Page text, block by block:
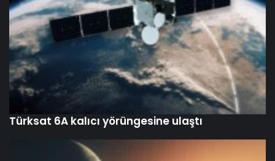
Türksat 6A kalıcı yörüngesine ulaştı